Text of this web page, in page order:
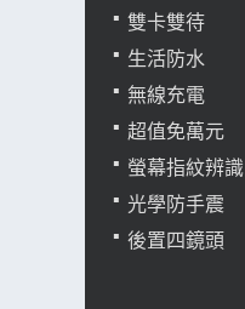
雙卡雙待
生活防水
無線充電
超值免萬元
螢幕指紋辨識
光學防手震
後置四鏡頭